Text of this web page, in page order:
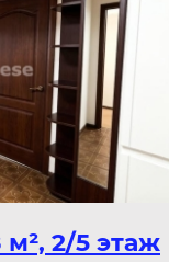
м², 2/5 этаж